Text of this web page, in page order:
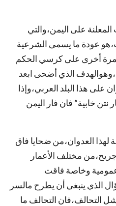
على اليمن،والتي
عودة ما يسمى الشرعية
أخرى على كرسي الحكم
الذي أضحى ابعد
على هذا البلد العربي،وإذا
نتن خابية” فان فار اليمن
لهذا العدوان،من ضحايا فاق
وجريح،من مختلف الأعمار
وخاصة فاقت
السؤال الذي ينبغي أن يطرح مالسر
التحالف،فان التحالف ما